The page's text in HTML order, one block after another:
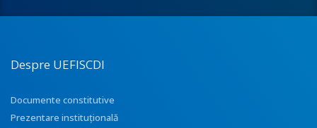
Despre UEFISCDI
Documente constitutive
Prezentare instituţională